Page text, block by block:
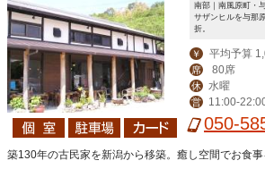
南部｜南風原町・
サザンヒルを与那
折。
￥ 平均予算
席 80席
休 水曜
営 11:00-
050-
築130年の古民家を新潟から移築。癒し空間でお食事